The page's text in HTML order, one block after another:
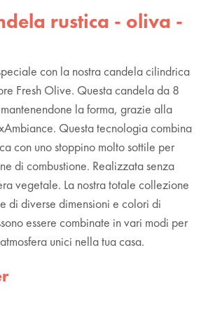
rustica - oliva -
con la nostra candela cilindrica
Fresh Olive. Questa candela da 8
la forma, grazie alla
Questa tecnologia combina
con uno stoppino molto sottile per
di combustione. Realizzata senza
vegetale. La nostra totale collezione
di diverse dimensioni e colori di
essere combinate in vari modi per
unici nella tua casa.